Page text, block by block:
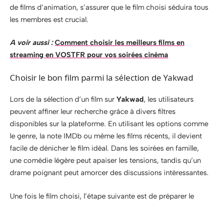
de films d’animation, s’assurer que le film choisi séduira tous
les membres est crucial.
A voir aussi : Comment choisir les meilleurs films en
streaming en VOSTFR pour vos soirées cinéma
Choisir le bon film parmi la sélection de Yakwad
Lors de la sélection d’un film sur Yakwad, les utilisateurs
peuvent affiner leur recherche grâce à divers filtres
disponibles sur la plateforme. En utilisant les options comme
le genre, la note IMDb ou même les films récents, il devient
facile de dénicher le film idéal. Dans les soirées en famille,
une comédie légère peut apaiser les tensions, tandis qu’un
drame poignant peut amorcer des discussions intéressantes.
Une fois le film choisi, l’étape suivante est de préparer le